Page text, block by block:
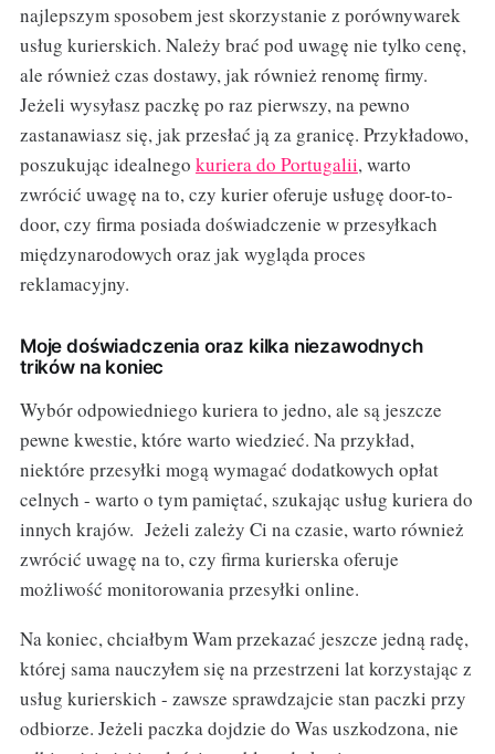
najlepszym sposobem jest skorzystanie z porównywarek
usług kurierskich. Należy brać pod uwagę nie tylko cenę,
ale również czas dostawy, jak również renomę firmy.
Jeżeli wysyłasz paczkę po raz pierwszy, na pewno
zastanawiasz się, jak przesłać ją za granicę. Przykładowo,
poszukując idealnego kuriera do Portugalii, warto
zwrócić uwagę na to, czy kurier oferuje usługę door-to-
door, czy firma posiada doświadczenie w przesyłkach
międzynarodowych oraz jak wygląda proces
reklamacyjny.
Moje doświadczenia oraz kilka niezawodnych
trików na koniec
Wybór odpowiedniego kuriera to jedno, ale są jeszcze
pewne kwestie, które warto wiedzieć. Na przykład,
niektóre przesyłki mogą wymagać dodatkowych opłat
celnych - warto o tym pamiętać, szukając usług kuriera do
innych krajów. Jeżeli zależy Ci na czasie, warto również
zwrócić uwagę na to, czy firma kurierska oferuje
możliwość monitorowania przesyłki online.
Na koniec, chciałbym Wam przekazać jeszcze jedną radę,
której sama nauczyłem się na przestrzeni lat korzystając z
usług kurierskich - zawsze sprawdzajcie stan paczki przy
odbiorze. Jeżeli paczka dojdzie do Was uszkodzona, nie